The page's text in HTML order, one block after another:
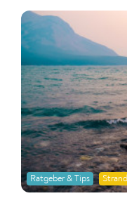
Ratgeber & Tips Strand